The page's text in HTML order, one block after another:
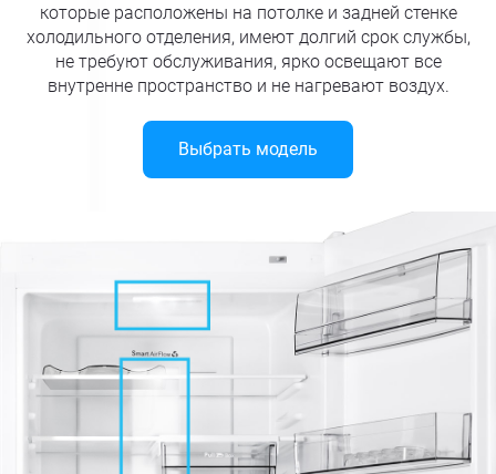
которые расположены на потолке и задней стенке
холодильного отделения, имеют долгий срок службы,
не требуют обслуживания, ярко освещают все
внутренне пространство и не нагревают воздух.
Выбрать модель